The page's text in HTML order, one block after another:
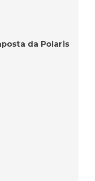
da Polaris